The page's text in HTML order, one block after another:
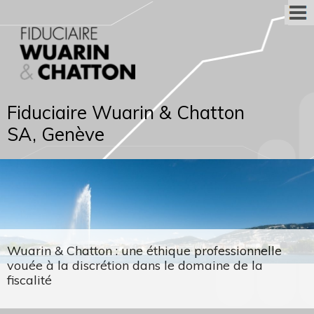
Fiduciaire Wuarin & Chatton
SA, Genève
Wuarin & Chatton : une éthique professionnelle
vouée à la discrétion dans le domaine de la
fiscalité